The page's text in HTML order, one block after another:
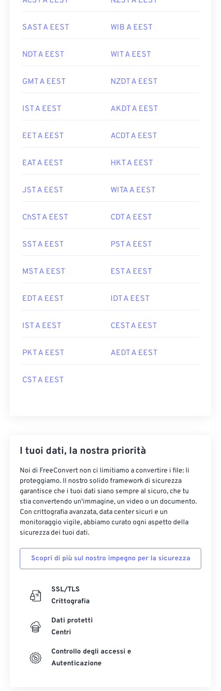
SAST A EEST WIB A EEST
NDT A EEST WIT A EEST
GMT A EEST NZDT A EEST
IST A EEST AKDT A EEST
EET A EEST ACDT A EEST
EAT A EEST HKT A EEST
JST A EEST WITA A EEST
ChST A EEST CDT A EEST
SST A EEST PST A EEST
MST A EEST EST A EEST
EDT A EEST IDT A EEST
IST A EEST CEST A EEST
PKT A EEST AEDT A EEST
CST A EEST
I tuoi dati, la nostra priorità
Noi di FreeConvert non ci limitiamo a convertire i file: li
proteggiamo. Il nostro solido framework di sicurezza
garantisce che i tuoi dati siano sempre al sicuro, che tu
stia convertendo un'immagine, un video o un documento.
Con crittografia avanzata, data center sicuri e un
monitoraggio vigile, abbiamo curato ogni aspetto della
sicurezza dei tuoi dati.
Scopri di più sul nostro impegno per la sicurezza
SSL/TLS
Crittografia
Dati protetti
Centri
Controllo degli accessi e
Autenticazione